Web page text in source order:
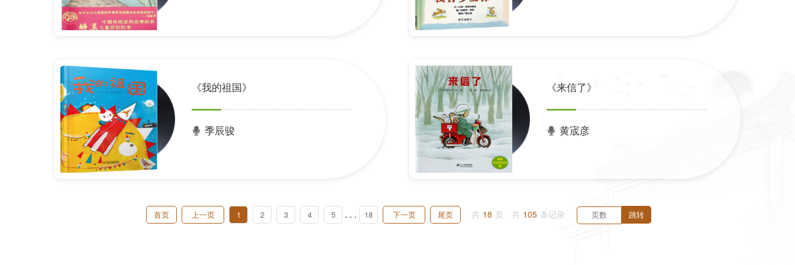
《我的祖国》
季辰骏
《来信了》
黄宬彦
首页 上一页 1 2 3 4 5 . . . 18 下一页 尾页 共 18 页 共 105 条记录 跳转